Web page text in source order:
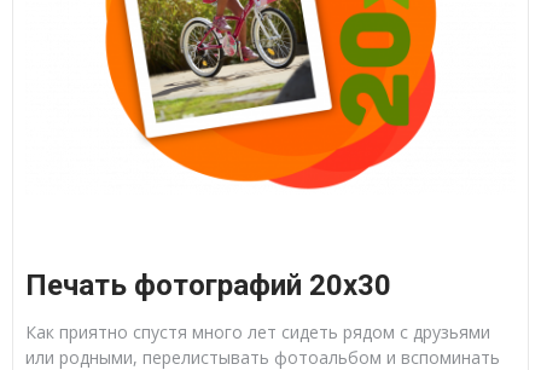
Печать фотографий 20х30
Как приятно спустя много лет сидеть рядом с друзьями
или родными, перелистывать фотоальбом и вспоминать